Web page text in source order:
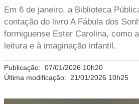
Em 6 de janeiro, a Biblioteca
contação do livro A Fábula dos
formiguense Ester Carolina, como
leitura e à imaginação infantil.
Publicação: 07/01/2026 10h20
Última modificação: 21/01/2026 10h25